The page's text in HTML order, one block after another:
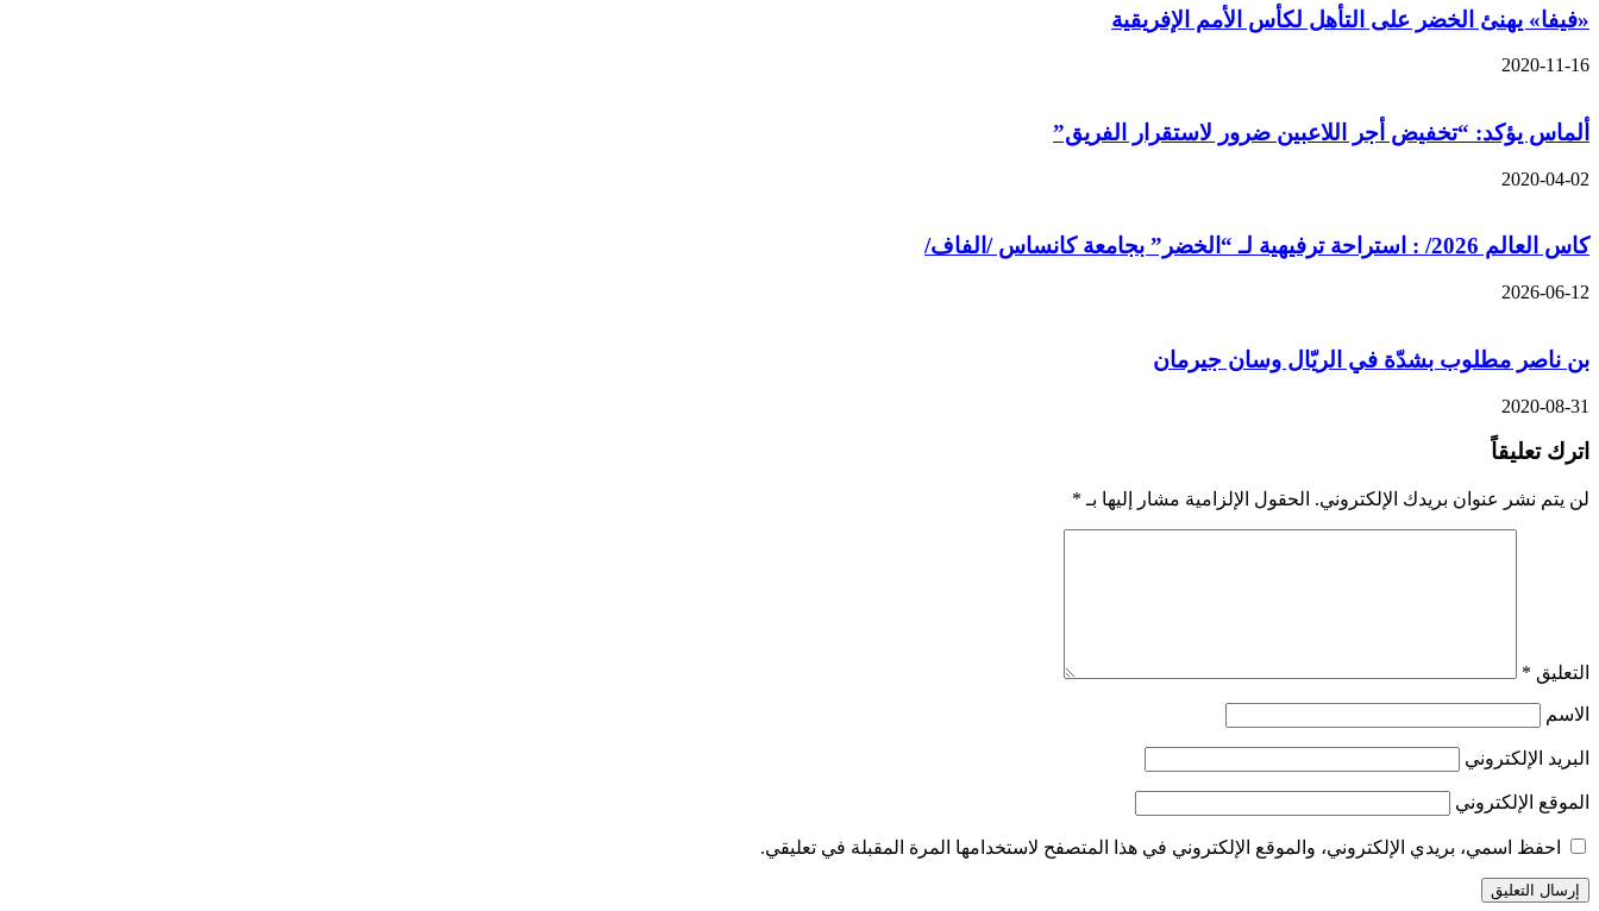
«فيفا» يهنئ الخضر على التأهل لكأس الأمم الإفريقية
2020-11-16
ألماس يؤكد: “تخفيض أجر اللاعبين ضرور لاستقرار الفريق”
2020-04-02
كاس العالم 2026/ : استراحة ترفيهية لـ “الخضر” بجامعة كانساس /الفاف/
2026-06-12
بن ناصر مطلوب بشدّة في الريّال وسان جيرمان
2020-08-31
اترك تعليقاً
لن يتم نشر عنوان بريدك الإلكتروني. الحقول الإلزامية مشار إليها بـ *
التعليق *
الاسم
البريد الإلكتروني
الموقع الإلكتروني
احفظ اسمي، بريدي الإلكتروني، والموقع الإلكتروني في هذا المتصفح لاستخدامها المرة المقبلة في تعليقي.